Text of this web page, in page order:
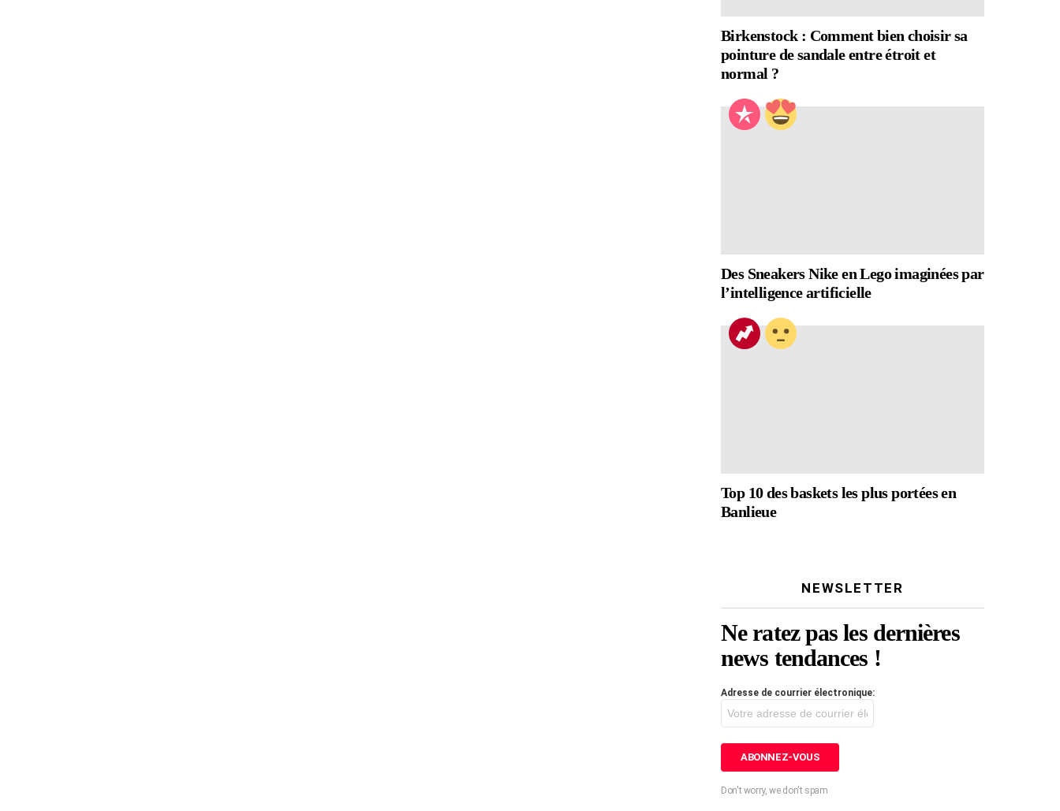
Birkenstock : Comment bien choisir sa
pointure de sandale entre étroit et
normal ?
Des Sneakers Nike en Lego imaginées par
l’intelligence artificielle
Top 10 des baskets les plus portées en
Banlieue
NEWSLETTER
Ne ratez pas les dernières
news tendances !
Adresse de courrier électronique:
Don't worry, we don't spam